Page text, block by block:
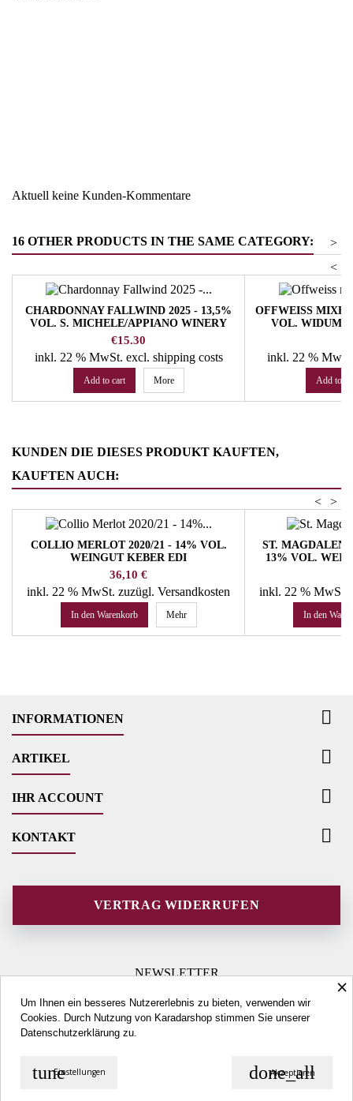
Aktuell keine Kunden-Kommentare
16 OTHER PRODUCTS IN THE SAME CATEGORY:
>
<
CHARDONNAY FALLWIND 2025 - 13,5%
VOL. S. MICHELE/APPIANO WINERY
Price
€15.30
inkl. 22 % MwSt. excl. shipping costs
Add to cart More
OFFWEISS
VOL. WIDUM
inkl. 22 %
Add to
KUNDEN DIE DIESES PRODUKT KAUFTEN,
KAUFTEN AUCH:
>
<
COLLIO MERLOT 2020/21 - 14% VOL.
WEINGUT KEBER EDI
Preis
36,10 €
inkl. 22 % MwSt. zuzügl. Versandkosten
In den Warenkorb Mehr
ST.
13% VOL.
inkl. 22 % MwSt.
In den
INFORMATIONEN 
ARTIKEL 
IHR ACCOUNT 
KONTAKT 
VERTRAG WIDERRUFEN
NEWSLETTER
×
Um Ihnen ein besseres Nutzererlebnis zu bieten, verwenden wir
Cookies. Durch Nutzung von Karadarshop stimmen Sie unserer
Datenschutzerklärung zu.
done_all
Akzeptieren
tuneEinstellungen